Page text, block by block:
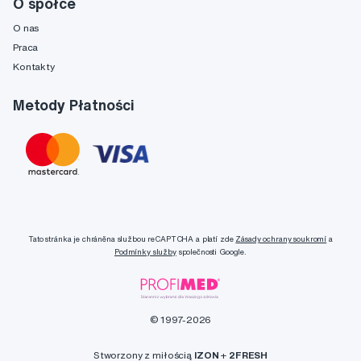
O spółce
O nas
Praca
Kontakty
Metody Płatności
Tato stránka je chráněna službou reCAPTCHA a platí zde Zásady ochrany soukromí a
Podmínky službyspolečnosti Google.
© 1997-2026
Stworzony z miłością IZON + 2FRESH